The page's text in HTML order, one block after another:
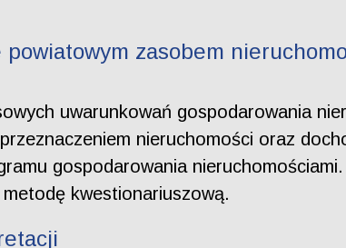
zasobem
uwarunkowań gospodarowania
nieruchomości oraz
gospodarowania
kwestionariuszową.